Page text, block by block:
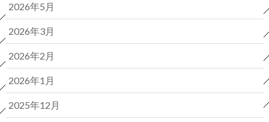
2026年5月
2026年3月
2026年2月
2026年1月
2025年12月